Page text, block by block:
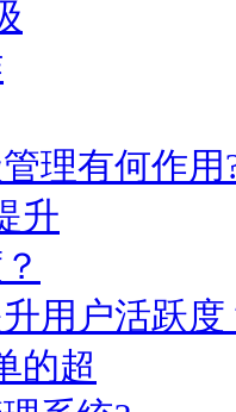
理有何作用
用户活跃度